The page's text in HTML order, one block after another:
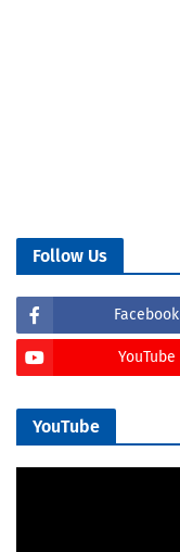
Follow Us
Facebook
YouTube
YouTube